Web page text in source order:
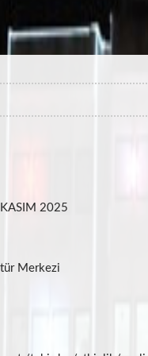
2025
Merkezi